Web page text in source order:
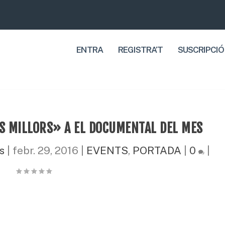
ENTRA REGISTRA’T
MILLORS» A EL DOCUMENTAL DEL MES
febr. 29, 2016 EVENTS, PORTADA 0 |